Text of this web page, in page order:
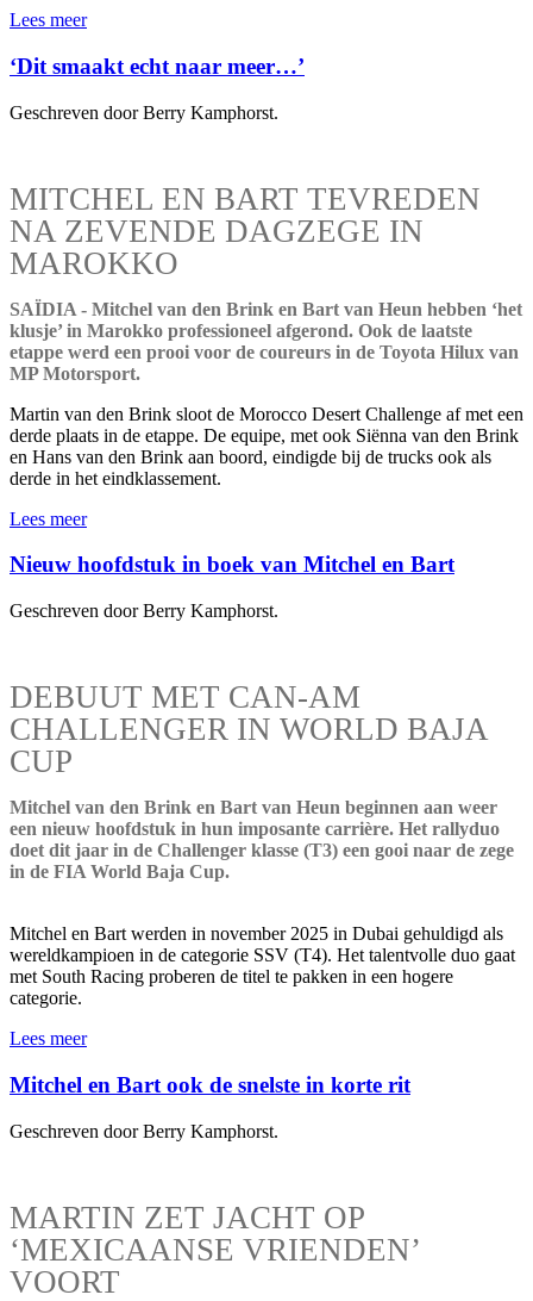
Lees meer
‘Dit smaakt echt naar meer…’
Geschreven door Berry Kamphorst.
MITCHEL EN BART TEVREDEN
NA ZEVENDE DAGZEGE IN
MAROKKO
SAÏDIA - Mitchel van den Brink en Bart van Heun hebben ‘het
klusje’ in Marokko professioneel afgerond. Ook de laatste
etappe werd een prooi voor de coureurs in de Toyota Hilux van
MP Motorsport.
Martin van den Brink sloot de Morocco Desert Challenge af met een
derde plaats in de etappe. De equipe, met ook Siënna van den Brink
en Hans van den Brink aan boord, eindigde bij de trucks ook als
derde in het eindklassement.
Lees meer
Nieuw hoofdstuk in boek van Mitchel en Bart
Geschreven door Berry Kamphorst.
DEBUUT MET CAN-AM
CHALLENGER IN WORLD BAJA
CUP
Mitchel van den Brink en Bart van Heun beginnen aan weer
een nieuw hoofdstuk in hun imposante carrière. Het rallyduo
doet dit jaar in de Challenger klasse (T3) een gooi naar de zege
in de FIA World Baja Cup.
Mitchel en Bart werden in november 2025 in Dubai gehuldigd als
wereldkampioen in de categorie SSV (T4). Het talentvolle duo gaat
met South Racing proberen de titel te pakken in een hogere
categorie.
Lees meer
Mitchel en Bart ook de snelste in korte rit
Geschreven door Berry Kamphorst.
MARTIN ZET JACHT OP
‘MEXICAANSE VRIENDEN’
VOORT